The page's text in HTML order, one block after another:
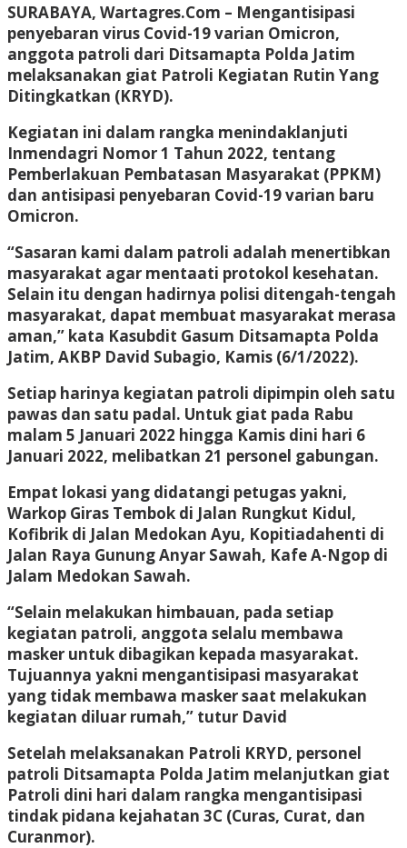
SURABAYA, Wartagres.Com – Mengantisipasi
penyebaran virus Covid-19 varian Omicron,
anggota patroli dari Ditsamapta Polda Jatim
melaksanakan giat Patroli Kegiatan Rutin Yang
Ditingkatkan (KRYD).
Kegiatan ini dalam rangka menindaklanjuti
Inmendagri Nomor 1 Tahun 2022, tentang
Pemberlakuan Pembatasan Masyarakat (PPKM)
dan antisipasi penyebaran Covid-19 varian baru
Omicron.
“Sasaran kami dalam patroli adalah menertibkan
masyarakat agar mentaati protokol kesehatan.
Selain itu dengan hadirnya polisi ditengah-tengah
masyarakat, dapat membuat masyarakat merasa
aman,” kata Kasubdit Gasum Ditsamapta Polda
Jatim, AKBP David Subagio, Kamis (6/1/2022).
Setiap harinya kegiatan patroli dipimpin oleh satu
pawas dan satu padal. Untuk giat pada Rabu
malam 5 Januari 2022 hingga Kamis dini hari 6
Januari 2022, melibatkan 21 personel gabungan.
Empat lokasi yang didatangi petugas yakni,
Warkop Giras Tembok di Jalan Rungkut Kidul,
Kofibrik di Jalan Medokan Ayu, Kopitiadahenti di
Jalan Raya Gunung Anyar Sawah, Kafe A-Ngop di
Jalam Medokan Sawah.
“Selain melakukan himbauan, pada setiap
kegiatan patroli, anggota selalu membawa
masker untuk dibagikan kepada masyarakat.
Tujuannya yakni mengantisipasi masyarakat
yang tidak membawa masker saat melakukan
kegiatan diluar rumah,” tutur David
Setelah melaksanakan Patroli KRYD, personel
patroli Ditsamapta Polda Jatim melanjutkan giat
Patroli dini hari dalam rangka mengantisipasi
tindak pidana kejahatan 3C (Curas, Curat, dan
Curanmor).